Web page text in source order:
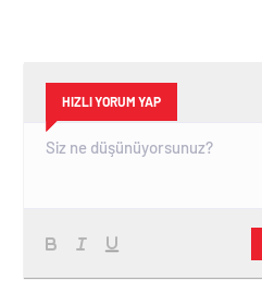
HIZLI YORUM YAP